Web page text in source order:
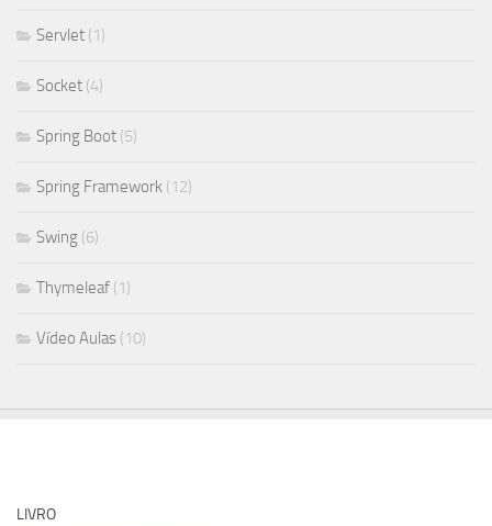
Servlet (1)
Socket (4)
Spring Boot (5)
Spring Framework (12)
Swing (6)
Thymeleaf (1)
Vídeo Aulas (10)
LIVRO